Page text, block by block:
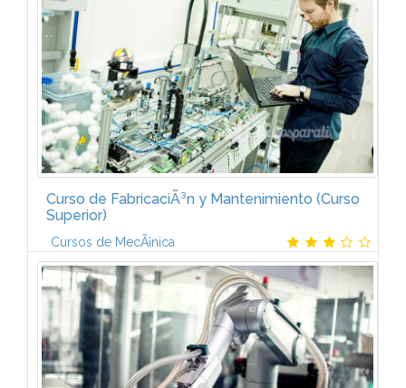
automatizaciÃ³n. Elementos de un sistema...
Curso de FabricaciÃ³n y Mantenimiento (Curso
Superior)
Cursos de MecÃ¡nica
ESTUDIO DEL TRABAJO Y MEJORA DE
MÃTODOSIntroducciÃ³n al estudio del trabajo.
IntroducciÃ³n a los sistemas de medida de tiempo.
Estudio de tiempos: la tÃ©cnica del cronometraje...